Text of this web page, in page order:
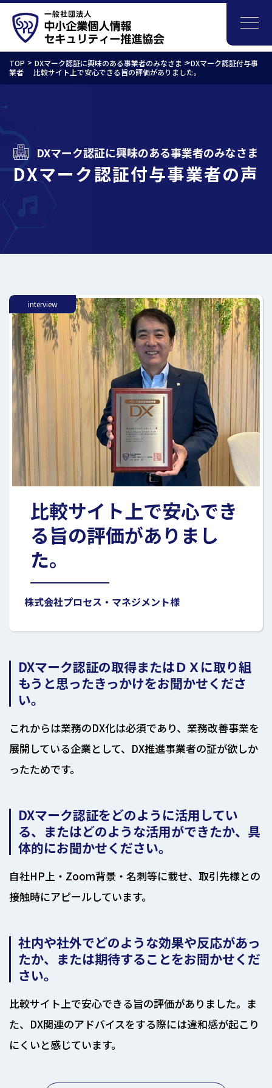
TOP DXマーク認証に興味のある事業者のみなさま >DXマーク認証付与事
業者
比較サイト上で安心できる旨の評価がありました。
DXマーク認証に興味のある事業者のみなさま
DXマーク認証付与事業者の声
interview
比較サイト上で安心でき
る旨の評価がありまし
た。
株式会社プロセス・マネジメント様
DXマーク認証の取得またはＤＸに取り組
もうと思ったきっかけをお聞かせくださ
い。
これからは業務のDX化は必須であり、業務改善事業を
展開している企業として、DX推進事業者の証が欲しか
ったためです。
DXマーク認証をどのように活用してい
る、またはどのような活用ができたか、具
体的にお聞かせください。
自社HP上・Zoom背景・名刺等に載せ、取引先様との
接触時にアピールしています。
社内や社外でどのような効果や反応があっ
たか、または期待することをお聞かせくだ
さい。
比較サイト上で安心できる旨の評価がありました。ま
た、DX関連のアドバイスをする際には違和感が起こり
にくいと感じています。